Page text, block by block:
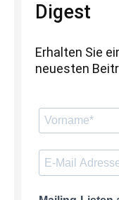
Digest
Erhalten Sie
neuesten